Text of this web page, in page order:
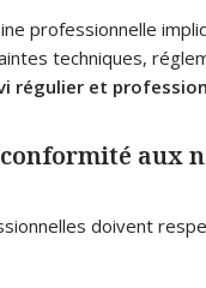
professionnelle
techniques,
régulier et
aux
doivent